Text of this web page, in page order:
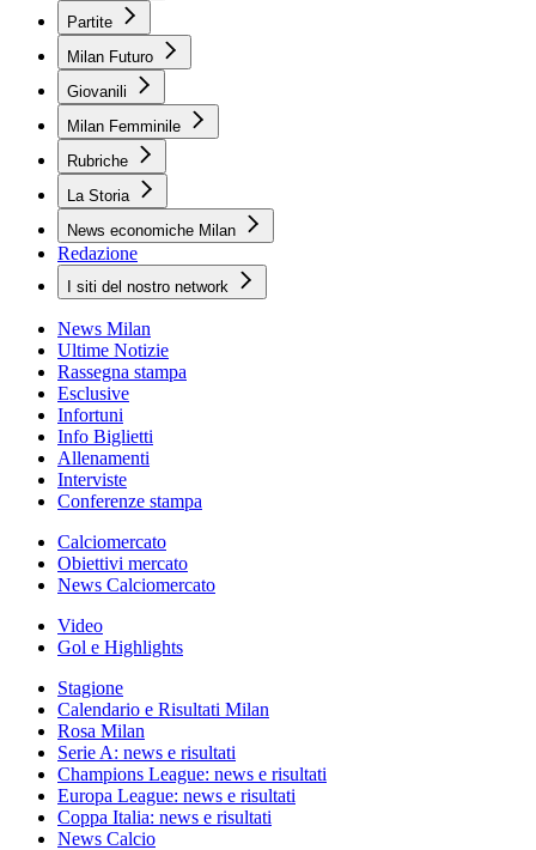
Partite
Milan Futuro
Giovanili
Milan Femminile
Rubriche
La Storia
News economiche Milan
Redazione
I siti del nostro network
News Milan
Ultime Notizie
Rassegna stampa
Esclusive
Infortuni
Info Biglietti
Allenamenti
Interviste
Conferenze stampa
Calciomercato
Obiettivi mercato
News Calciomercato
Video
Gol e Highlights
Stagione
Calendario e Risultati Milan
Rosa Milan
Serie A: news e risultati
Champions League: news e risultati
Europa League: news e risultati
Coppa Italia: news e risultati
News Calcio